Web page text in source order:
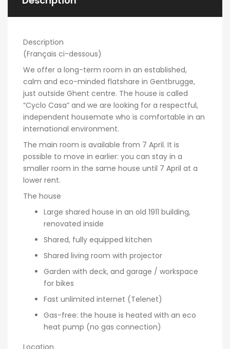
Description
(Français ci-dessous)
We offer a long-term room in an established,
calm and eco-minded flatshare in Gentbrugge,
just outside Ghent centre. The house is called
“Cyclo Casa” and we are looking for a respectful,
independent housemate who is comfortable in an
international environment.
The main room is available from 7 April. It is
possible to move in earlier: you can stay in a
smaller room in the same house until 7 April at a
lower rent.
The house
Large shared house in an old 1911 building,
renovated inside
Shared, fully equipped kitchen
Shared living room with projector
Garden with deck, and garage / workspace
for bikes
Fast unlimited internet (Telenet)
Gas-free: the house is heated with an eco
heat pump (no gas connection)